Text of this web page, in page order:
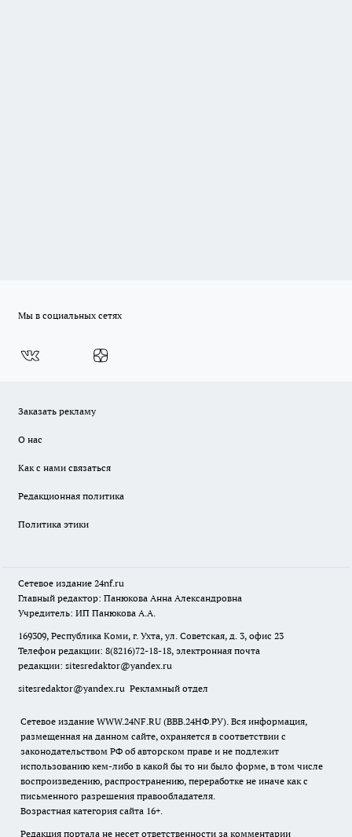
Мы в социальных сетях
Заказать рекламу
О нас
Как с нами связаться
Редакционная политика
Политика этики
Сетевое издание 24nf.ru
Главный редактор: Панюкова Анна Александровна
Учредитель: ИП Панюкова А.А.
169309, Республика Коми, г. Ухта, ул. Советская, д. 3, офис 23
Телефон редакции: 8(8216)72-18-18, электронная почта
редакции: sitesredaktor@yandex.ru
sitesredaktor@yandex.ru Рекламный отдел
Сетевое издание WWW.24NF.RU (ВВВ.24НФ.РУ). Вся информация,
размещенная на данном сайте, охраняется в соответствии с
законодательством РФ об авторском праве и не подлежит
использованию кем-либо в какой бы то ни было форме, в том числе
воспроизведению, распространению, переработке не иначе как с
письменного разрешения правообладателя.
Возрастная категория сайта 16+.
Редакция портала не несет ответственности за комментарии